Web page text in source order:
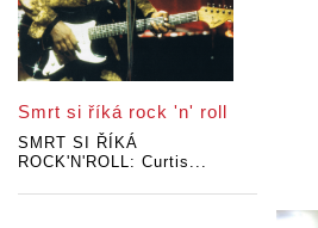
Smrt si říká rock 'n' roll
SMRT SI ŘÍKÁ
ROCK'N'ROLL: Curtis...